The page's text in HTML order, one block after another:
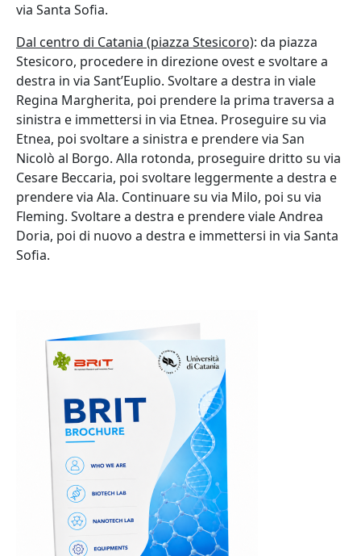
via Santa Sofia.
Dal centro di Catania (piazza Stesicoro): da piazza
Stesicoro, procedere in direzione ovest e svoltare a
destra in via Sant’Euplio. Svoltare a destra in viale
Regina Margherita, poi prendere la prima traversa a
sinistra e immettersi in via Etnea. Proseguire su via
Etnea, poi svoltare a sinistra e prendere via San
Nicolò al Borgo. Alla rotonda, proseguire dritto su via
Cesare Beccaria, poi svoltare leggermente a destra e
prendere via Ala. Continuare su via Milo, poi su via
Fleming. Svoltare a destra e prendere viale Andrea
Doria, poi di nuovo a destra e immettersi in via Santa
Sofia.